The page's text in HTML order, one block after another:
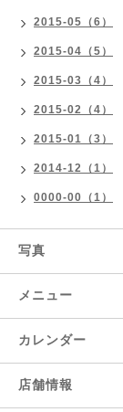
2015-05（6）
2015-04（5）
2015-03（4）
2015-02（4）
2015-01（3）
2014-12（1）
0000-00（1）
写真
メニュー
カレンダー
店舗情報